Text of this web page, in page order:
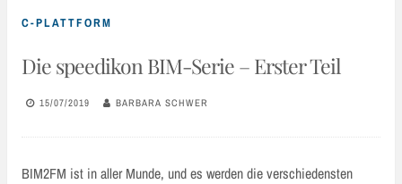
C-PLATTFORM
Die speedikon BIM-Serie – Erster Teil
15/07/2019 BARBARA SCHWER
BIM2FM ist in aller Munde, und es werden die verschiedensten